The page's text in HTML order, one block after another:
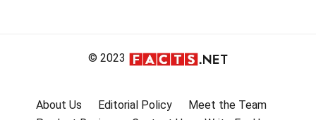
© 2023
About Us Editorial Policy
Meet the Team